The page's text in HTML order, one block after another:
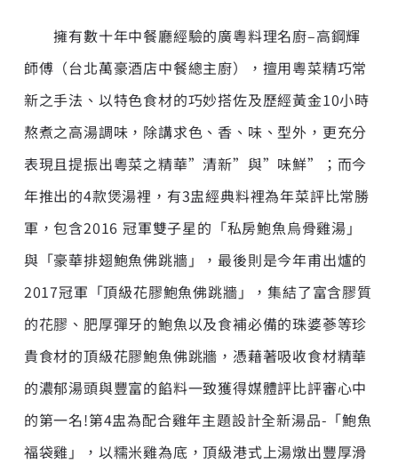
擁有數十年中餐廳經驗的廣粵料理名廚–高鋼輝
師傅（台北萬豪酒店中餐總主廚），擅用粵菜精巧常
新之手法、以特色食材的巧妙搭佐及歷經黃金10小時
熬煮之高湯調味，除講求色、香、味、型外，更充分
表現且提振出粵菜之精華”清新”與”味鮮”；而今
年推出的4款煲湯裡，有3盅經典料裡為年菜評比常勝
軍，包含2016 冠軍雙子星的「私房鮑魚烏骨雞湯」
與「豪華排翅鮑魚佛跳牆」，最後則是今年甫出爐的
2017冠軍「頂級花膠鮑魚佛跳牆」，集結了富含膠質
的花膠、肥厚彈牙的鮑魚以及食補必備的珠婆蔘等珍
貴食材的頂級花膠鮑魚佛跳牆，憑藉著吸收食材精華
的濃郁湯頭與豐富的餡料一致獲得媒體評比評審心中
的第一名!第4盅為配合雞年主題設計全新湯品-「鮑魚
福袋雞」，以糯米雞為底，頂級港式上湯燉出豐厚滑